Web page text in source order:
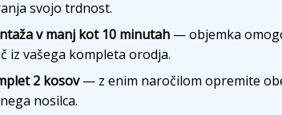
svojo trdnost.
v manj kot 10 minutah— objemka
iz vašega kompleta orodja.
2 kosov— z enim naročilom opremite
nosilca.